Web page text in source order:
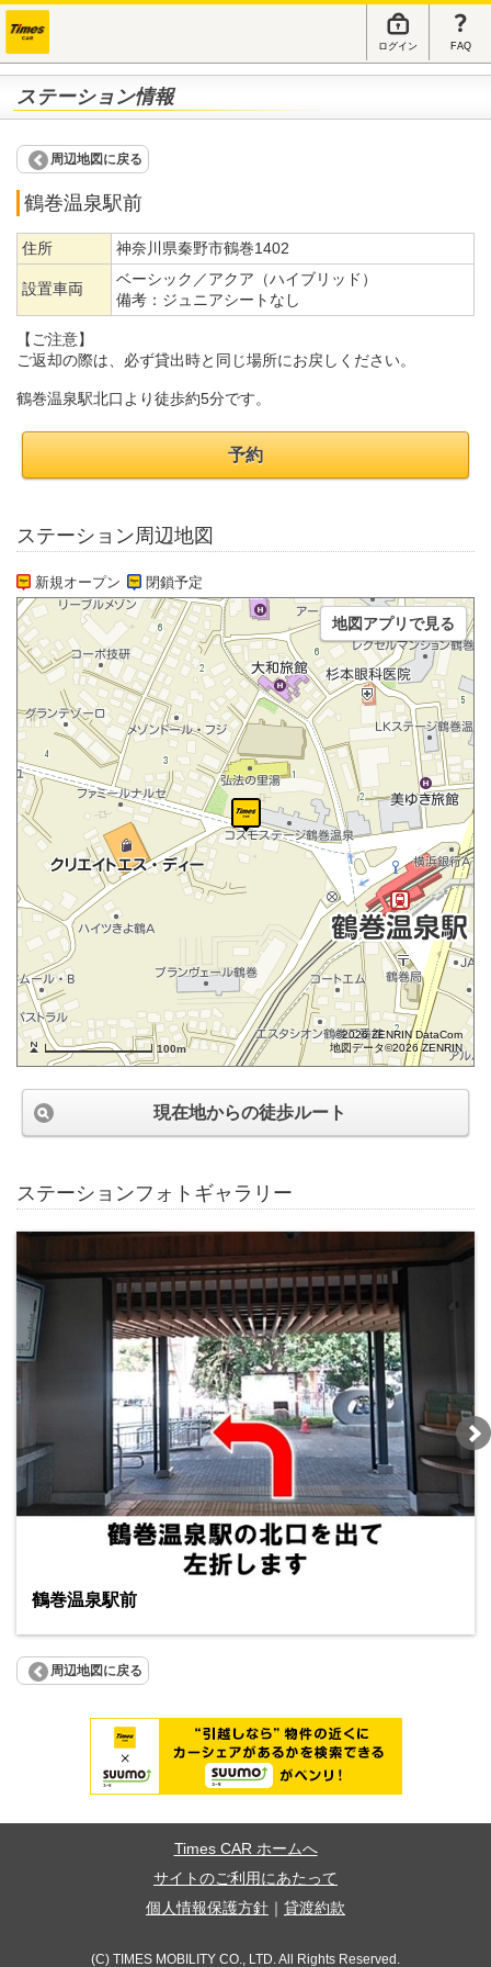
ログイン FAQ
ステーション情報
周辺地図に戻る
鶴巻温泉駅前
住所 神奈川県秦野市鶴巻1402
設置車両
ベーシック／アクア（ハイブリッド）
備考： ジュニアシートなし
【ご注意】
ご返却の際は、必ず貸出時と同じ場所にお戻しください。
鶴巻温泉駅北口より徒歩約5分です。
予約
ステーション周辺地図
新規オープン 閉鎖予定
100m
©2026 ZENRIN DataCom
地図データ©2026 ZENRIN
地図アプリで見る
現在地からの徒歩ルート
ステーションフォトギャラリー
鶴巻温泉駅前
周辺地図に戻る
Times CAR ホームへ
サイトのご利用にあたって
個人情報保護方針
貸渡約款
(C) TIMES MOBILITY CO., LTD. All Rights Reserved.